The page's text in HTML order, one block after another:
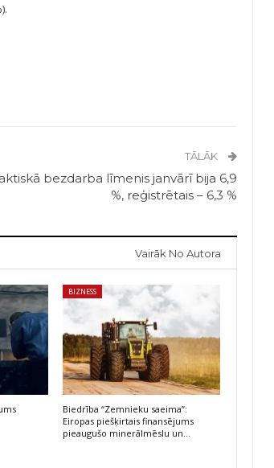
TĀLĀK
bezdarba līmenis janvārī bija 6,9
%, reģistrētais – 6,3 %
Vairāk No Autora
BIZNESS
Biedrība “Zemnieku saeima”:
Eiropas piešķirtais finansējums
pieaugušo minerālmēslu un…